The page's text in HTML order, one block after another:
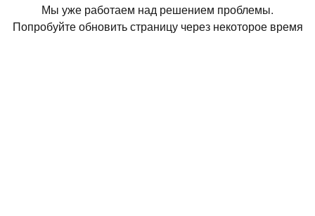
Мы уже работаем над решением проблемы.
Попробуйте обновить страницу через некоторое время